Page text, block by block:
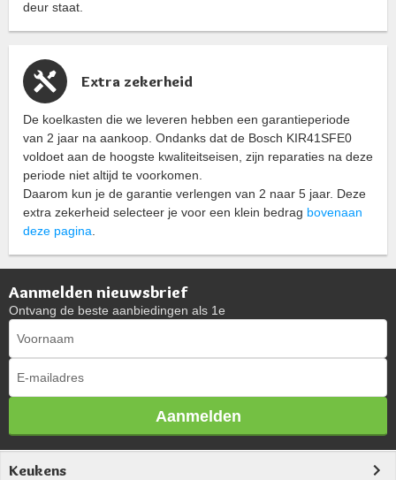
deur staat.
Extra zekerheid
De koelkasten die we leveren hebben een garantieperiode
van 2 jaar na aankoop. Ondanks dat de Bosch KIR41SFE0
voldoet aan de hoogste kwaliteitseisen, zijn reparaties na deze
periode niet altijd te voorkomen.
Daarom kun je de garantie verlengen van 2 naar 5 jaar. Deze
extra zekerheid selecteer je voor een klein bedrag bovenaan
deze pagina
Aanmelden nieuwsbrief
Ontvang de beste aanbiedingen als 1e
Aanmelden
Keukens